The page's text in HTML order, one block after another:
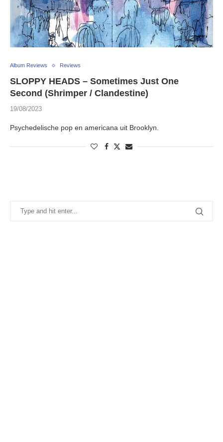
Album Reviews Reviews
SLOPPY HEADS – Sometimes Just One
Second (Shrimper / Clandestine)
19/08/2023
Psychedelische pop en americana uit Brooklyn.